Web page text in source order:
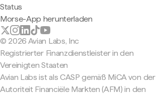
Status
Morse-App herunterladen
© 2026 Avian Labs, Inc
Registrierter Finanzdienstleister in den
Vereinigten Staaten
Avian Labs ist als CASP gemäß MiCA von der
Autoriteit Financiële Markten (AFM) in den